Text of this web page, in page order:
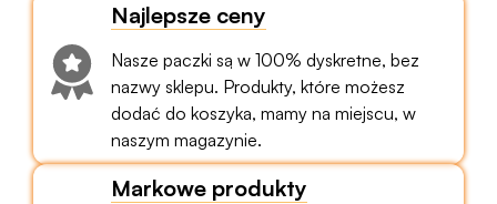
Najlepsze ceny
Nasze paczki są w 100% dyskretne, bez
nazwy sklepu. Produkty, które możesz
dodać do koszyka, mamy na miejscu, w
naszym magazynie.
Markowe produkty